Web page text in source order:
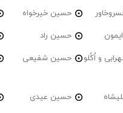
حسین خیرخواه
حسین راد
و اُکُلو
حسین شفیعی
حسین عیدی